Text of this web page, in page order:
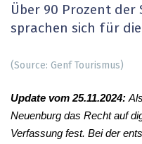
Über 90 Prozent der
sprachen sich für
(Source: Genf Tourismus)
Update vom 25.11.2024:
Neuenburg das Recht auf
Verfassung fest. Bei der